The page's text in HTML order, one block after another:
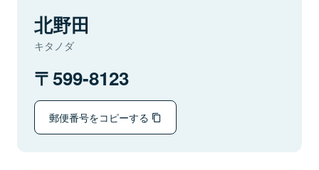
北野田
キタノダ
599-8123
郵便番号をコピーする